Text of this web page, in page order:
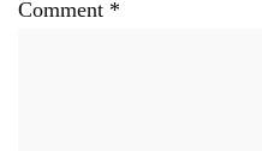
Comment *